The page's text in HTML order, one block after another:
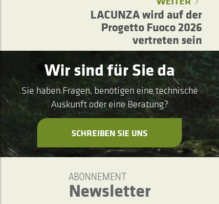
LACUNZA wird auf der
Progetto Fuoco 2026
vertreten sein
Wir sind für Sie da
Sie haben Fragen, benötigen eine technische
Auskunft oder eine Beratung?
SCHREIBEN SIE UNS
ABONNEMENT
Newsletter